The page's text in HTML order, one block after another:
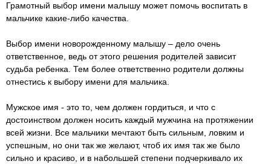
Грамотный выбор имени малышу может помочь воспитать в
мальчике какие-либо качества.
Выбор имени новорожденному малышу – дело очень
ответственное, ведь от этого решения родителей зависит
судьба ребенка. Тем более ответственно родители должны
отнестись к выбору имени для мальчика.
Мужское имя - это то, чем должен гордиться, и что с
достоинством должен носить каждый мужчина на протяжении
всей жизни. Все мальчики мечтают быть сильным, ловким и
успешным, но они так же желают, чтоб их имя так же было
сильно и красиво, и в набольшей степени подчеркивало их